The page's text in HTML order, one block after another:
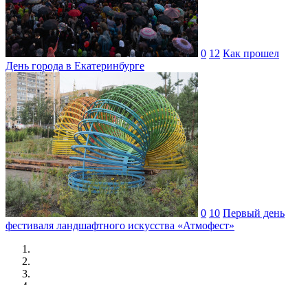
0 12 Как прошел
День города в Екатеринбурге
0 10 Первый день
фестиваля ландшафтного искусства «Атмофест»